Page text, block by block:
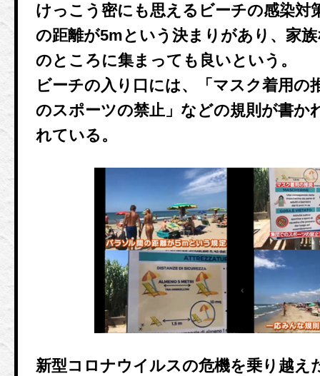
けっこう密にも思えるビーチの感染対
の距離が5mという決まりがあり、家
のところに集まっても良いという。
ビーチの入り口には、「マスク着用の
のスポーツの禁止」などの規則が書か
れている。
新型コロナウイルスの危機を乗り越え